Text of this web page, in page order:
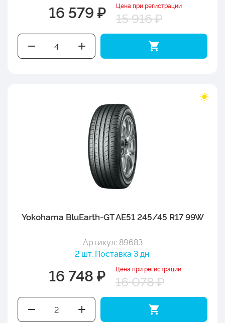
16 579 ₽ Цена при регистрации
15 916 ₽
Yokohama BluEarth-GT AE51 245/45 R17 99W
Артикул: 89683
2 шт. Поставка 3 дн.
16 748 ₽ Цена при регистрации
16 078 ₽